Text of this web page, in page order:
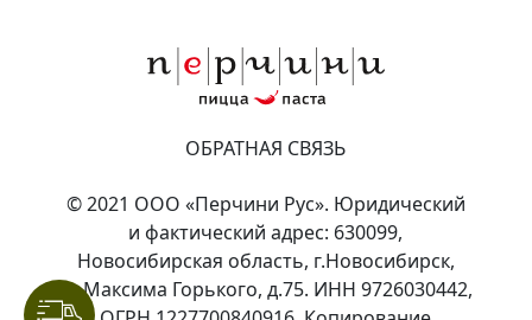
ОБРАТНАЯ СВЯЗЬ
© 2021 ООО «Перчини Рус». Юридический
и фактический адрес: 630099,
Новосибирская область, г.Новосибирск,
ул.Максима Горького, д.75. ИНН 9726030442,